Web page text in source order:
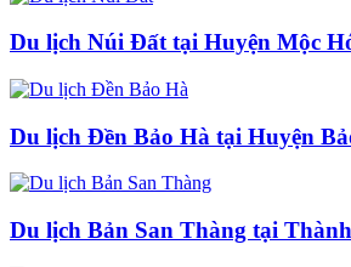
Du lịch Núi Đất tại Huyện Mộc
Du lịch Đền Bảo Hà tại Huyện
Du lịch Bản San Thàng tại